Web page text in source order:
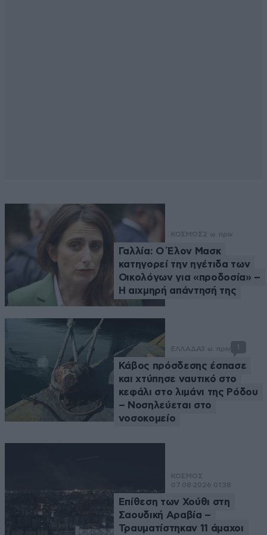
ΚΟΣΜΟΣ2 ω. πριν
Γαλλία: Ο Έλον Μασκ
κατηγορεί την ηγέτιδα των
Οικολόγων για «προδοσία» –
Η αιχμηρή απάντησή της
ΕΛΛΑΔΑ3 ω. πριν 1
Κάβος πρόσδεσης έσπασε
και χτύπησε ναυτικό στο
κεφάλι στο λιμάνι της Ρόδου
– Νοσηλεύεται στο
νοσοκομείο
ΚΟΣΜΟΣ
07·08·2026 01:38
Επίθεση των Χούθι στη
Σαουδική Αραβία –
Τραυματίστηκαν 11 άμαχοι